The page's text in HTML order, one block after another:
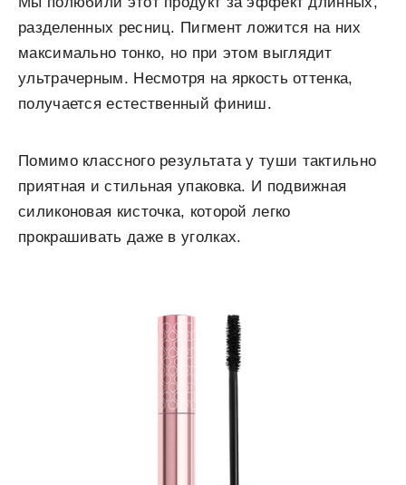
разделенных ресниц. Пигмент ложится на них
максимально тонко, но при этом выглядит
ультрачерным. Несмотря на яркость оттенка,
получается естественный финиш.
Помимо классного результата у туши тактильно
приятная и стильная упаковка. И подвижная
силиконовая кисточка, которой легко
прокрашивать даже в уголках.